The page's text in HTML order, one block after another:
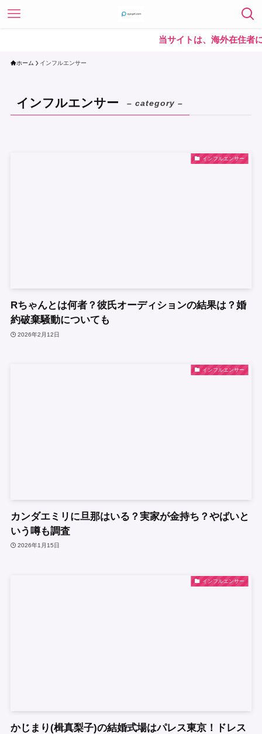
当サイトは、海外在住者
ホーム インフルエンサー
インフルエンサー – category –
インフルエンサー
Rちゃんとは何者？彼氏オーディションの結果は？婚
約破棄騒動についても
2026年2月12日
インフルエンサー
カンダエミリに旦那はいる？実家が金持ち？やばいと
いう噂も調査
2026年1月15日
インフルエンサー
かじまり(楫真梨子)の結婚式場はパレス東京！ドレス